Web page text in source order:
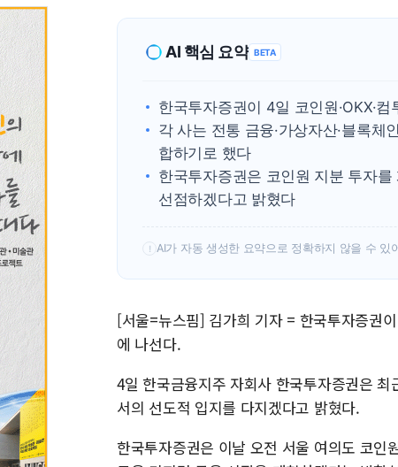
AI 핵심 요약 BETA
한국투자증권이 4일 코인원·OKX·
각 사는 전통 금융·가상자산·블록체
합하기로 했다
한국투자증권은 코인원 지분 투자
선점하겠다고 밝혔다
! AI가 자동 생성한 요약으로 정확하지 않을 수 있
[서울=뉴스핌] 김가희 기자 = 한국투자증권
에 나선다.
4일 한국금융지주 자회사 한국투자증권은
서의 선도적 입지를 다지겠다고 밝혔다.
한국투자증권은 이날 오전 서울 여의도 코인